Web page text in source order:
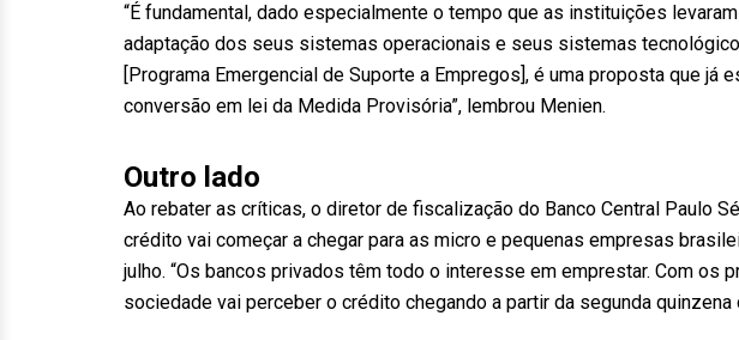
“É fundamental, dado especialmente o tempo que as instituições
adaptação dos seus sistemas operacionais e seus sistemas
[Programa Emergencial de Suporte a Empregos], é uma proposta que já
conversão em lei da Medida Provisória”, lembrou Menien.
Outro lado
Ao rebater as críticas, o diretor de fiscalização do Banco Central Paulo
crédito vai começar a chegar para as micro e pequenas empresas
julho. “Os bancos privados têm todo o interesse em emprestar. Com os
sociedade vai perceber o crédito chegando a partir da segunda quinzena